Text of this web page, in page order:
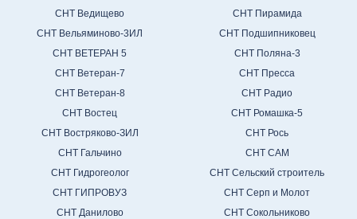
СНТ Ведищево
СНТ Вельяминово-3ИЛ
СНТ ВЕТЕРАН 5
СНТ Ветеран-7
СНТ Ветеран-8
СНТ Востец
СНТ Востряково-ЗИЛ
СНТ Гальчино
СНТ Гидрогеолог
СНТ ГИПРОВУЗ
СНТ Данилово
СНТ Пирамида
СНТ Подшипниковец
СНТ Поляна-3
СНТ Пресса
СНТ Радио
СНТ Ромашка-5
СНТ Рось
СНТ САМ
СНТ Сельский строитель
СНТ Серп и Молот
СНТ Сокольниково